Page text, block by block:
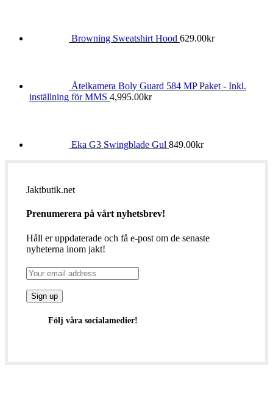
Browning Sweatshirt Hood 629.00kr
Åtelkamera Boly Guard 584 MP Paket - Inkl.
inställning för MMS 4,995.00kr
Eka G3 Swingblade Gul 849.00kr
Jaktbutik.net
Prenumerera på vårt nyhetsbrev!
Håll er uppdaterade och få e-post om de senaste
nyheterna inom jakt!
Följ våra socialamedier!